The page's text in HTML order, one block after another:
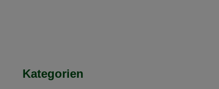
Kategorien